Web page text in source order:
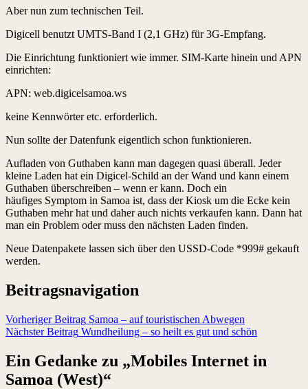
Aber nun zum technischen Teil.
Digicell benutzt UMTS-Band I (2,1 GHz) für 3G-Empfang.
Die Einrichtung funktioniert wie immer. SIM-Karte hinein und APN
einrichten:
APN: web.digicelsamoa.ws
keine Kennwörter etc. erforderlich.
Nun sollte der Datenfunk eigentlich schon funktionieren.
Aufladen von Guthaben kann man dagegen quasi überall. Jeder
kleine Laden hat ein Digicel-Schild an der Wand und kann einem
Guthaben überschreiben – wenn er kann. Doch ein
häufiges Symptom in Samoa ist, dass der Kiosk um die Ecke kein
Guthaben mehr hat und daher auch nichts verkaufen kann. Dann hat
man ein Problem oder muss den nächsten Laden finden.
Neue Datenpakete lassen sich über den USSD-Code *999# gekauft
werden.
Beitragsnavigation
Vorheriger Beitrag Samoa – auf touristischen Abwegen
Nächster Beitrag Wundheilung – so heilt es gut und schön
Ein Gedanke zu „Mobiles Internet in
Samoa (West)“